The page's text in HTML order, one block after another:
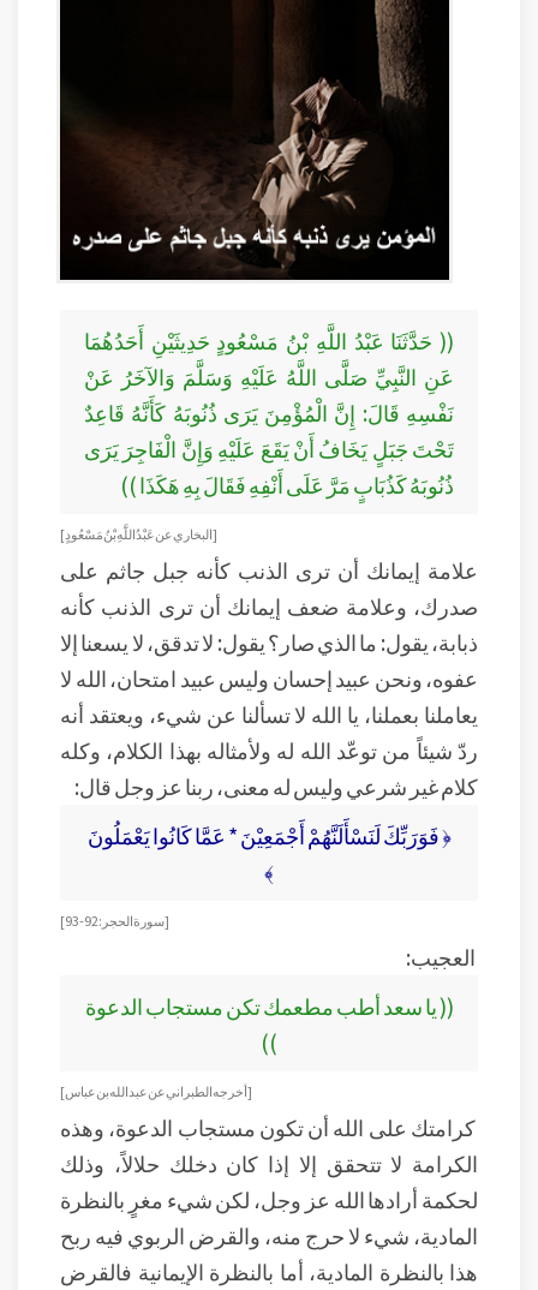
(( حَدَّثَنَا عَبْدُ اللَّهِ بْنُ مَسْعُودٍ حَدِيثَيْنِ أَحَدُهُمَا
عَنِ النَّبِيِّ صَلَّى اللَّهُ عَلَيْهِ وَسَلَّمَ وَالآخَرُ عَنْ
نَفْسِهِ قَالَ: إِنَّ الْمُؤْمِنَ يَرَى ذُنُوبَهُ كَأَنَّهُ قَاعِدٌ
تَحْتَ جَبَلٍ يَخَافُ أَنْ يَقَعَ عَلَيْهِ وَإِنَّ الْفَاجِرَ يَرَى
ذُنُوبَهُ كَذُبَابٍ مَرَّ عَلَى أَنْفِهِ فَقَالَ بِهِ هَكَذَا ))
[ البخاري عن عَبْدُ اللَّهِ بْنُ مَسْعُودٍ]
علامة إيمانك أن ترى الذنب كأنه جبل جاثم على
صدرك، وعلامة ضعف إيمانك أن ترى الذنب كأنه
ذبابة، يقول: ما الذي صار؟ يقول: لا تدقق، لا يسعنا إلا
عفوه، ونحن عبيد إحسان وليس عبيد امتحان، الله لا
يعاملنا بعملنا، يا الله لا تسألنا عن شيء، ويعتقد أنه
ردّ شيئاً من توعّد الله له ولأمثاله بهذا الكلام، وكله
كلام غير شرعي وليس له معنى، ربنا عز وجل قال:
﴿ فَوَرَبِّكَ لَنَسْأَلَنَّهُمْ أَجْمَعِيْنَ * عَمَّا كَانُوا يَعْمَلُونَ
﴾
[ سورة الحجر: 92-93]
العجيب:
(( يا سعد أطب مطعمك تكن مستجاب الدعوة
))
[أخرجه الطبراني عن عبد الله بن عباس ]
كرامتك على الله أن تكون مستجاب الدعوة، وهذه
الكرامة لا تتحقق إلا إذا كان دخلك حلالاً، وذلك
لحكمة أرادها الله عز وجل، لكن شيء مغرٍ بالنظرة
المادية، شيء لا حرج منه، والقرض الربوي فيه ربح
هذا بالنظرة المادية، أما بالنظرة الإيمانية فالقرض